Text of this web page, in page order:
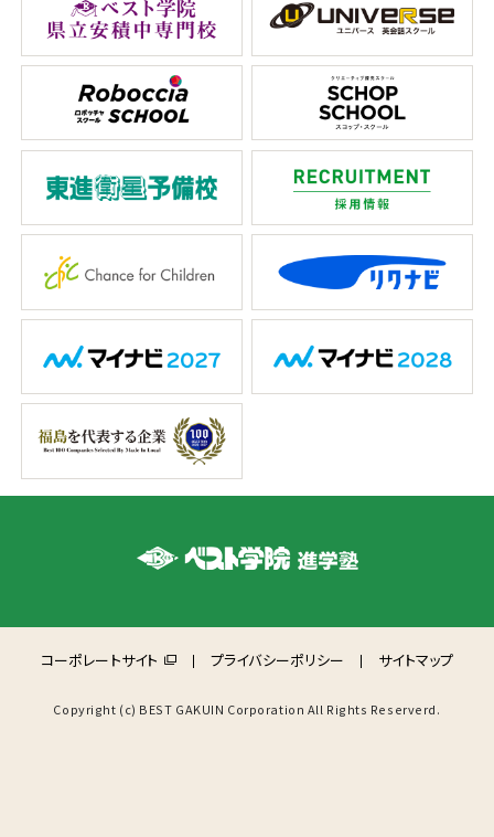
コーポレートサイト プライバシーポリシー サイトマップ
Copyright (c) BEST GAKUIN Corporation All Rights Reserverd.